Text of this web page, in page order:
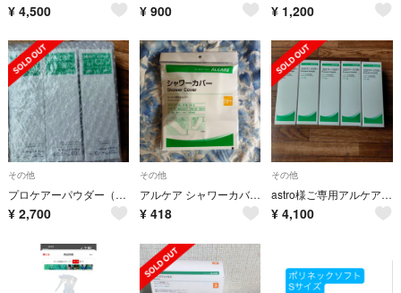
¥ 4,500 ¥ 900 ¥ 1,200
その他
プロケアーパウダー（皮膚保護剤）3箱
¥ 2,700
その他
アルケア シャワーカバー キャスト用防水カバー ショート(1枚入)
¥ 418
その他
astro様ご専用アルケア プロケアーパウダー パウダー状皮膚保護剤 5セット
¥ 4,100